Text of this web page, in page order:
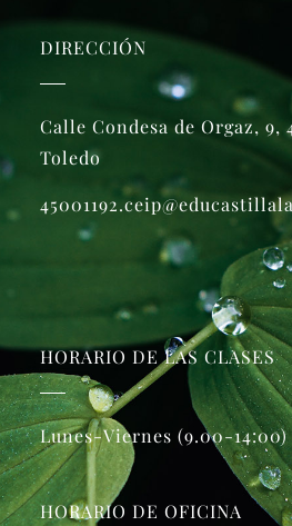
DIRECCIÓN
Calle Condesa de Orgaz, 9,
Toledo
HORARIO DE LAS CLASES
Lunes-Viernes (9.00-14:00)
HORARIO DE OFICINA